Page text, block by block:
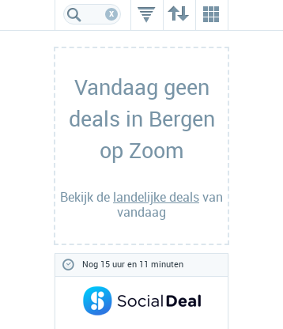
x
Vandaag geen
deals in Bergen
op Zoom
Bekijk de landelijke deals van
vandaag
Nog 15 uur en 11 minuten